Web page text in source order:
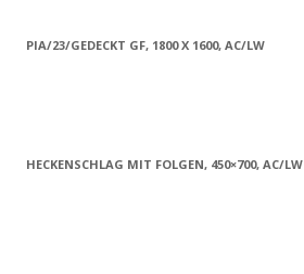
PIA/23/GEDECKT GF, 1800 X 1600, AC/LW
HECKENSCHLAG MIT FOLGEN, 450×700, AC/LW